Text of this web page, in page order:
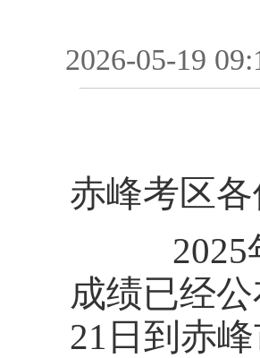
2026-05-19
赤峰考区各
2025年
成绩已经
21日到赤